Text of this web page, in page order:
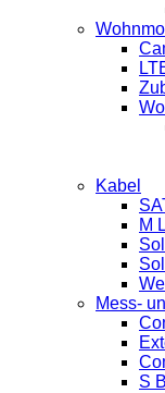
Kabel
M
Mess-
S